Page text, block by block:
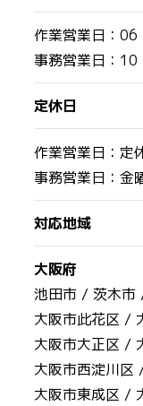
作業営業日：06
事務営業日：10
定休日
作業営業日：定
事務営業日：金
対応地域
大阪府
池田市 /茨木市
大阪市此花区 /
大阪市大正区 /
大阪市西淀川区
大阪市東成区 /